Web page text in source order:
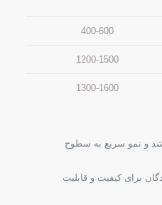
400-600
1200-1500
1300-1600
و نمو سریع به سطوح
برای کیفیت و قابلیت